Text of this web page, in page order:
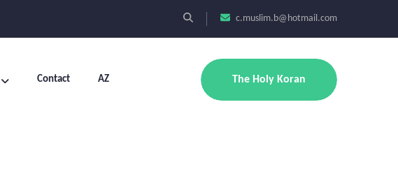
c.muslim.b@hotmail.com
Contact AZ The Holy Koran